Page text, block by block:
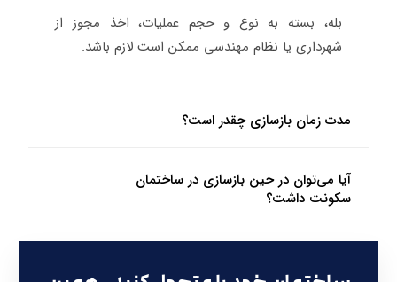
بله، بسته به نوع و حجم عملیات، اخذ مجوز از
شهرداری یا نظام مهندسی ممکن است لازم باشد.
مدت زمان بازسازی چقدر است؟
آیا می‌توان در حین بازسازی در ساختمان
سکونت داشت؟